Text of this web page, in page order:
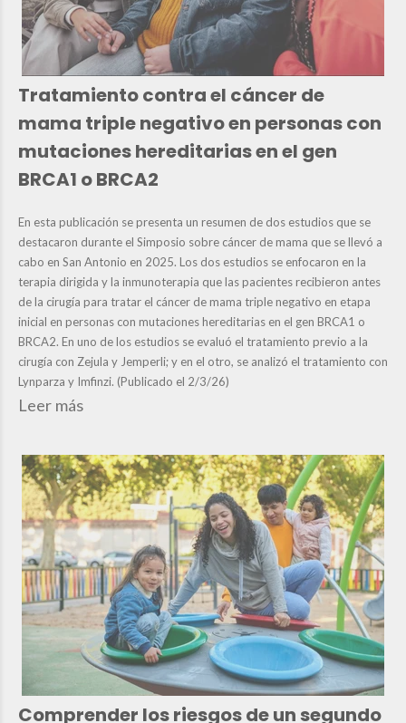
Tratamiento contra el cáncer de
mama triple negativo en personas con
mutaciones hereditarias en el gen
BRCA1 o BRCA2
En esta publicación se presenta un resumen de dos estudios que se
destacaron durante el Simposio sobre cáncer de mama que se llevó a
cabo en San Antonio en 2025. Los dos estudios se enfocaron en la
terapia dirigida y la inmunoterapia que las pacientes recibieron antes
de la cirugía para tratar el cáncer de mama triple negativo en etapa
inicial en personas con mutaciones hereditarias en el gen BRCA1 o
BRCA2. En uno de los estudios se evaluó el tratamiento previo a la
cirugía con Zejula y Jemperli; y en el otro, se analizó el tratamiento con
Lynparza y Imfinzi. (Publicado el 2/3/26)
Leer más
Comprender los riesgos de un segundo